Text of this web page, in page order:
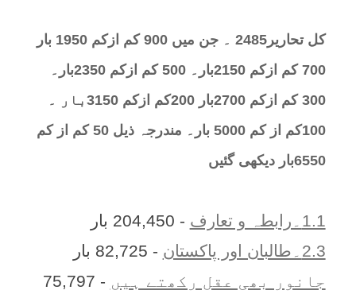
کل تحارير2485 ۔ جن میں 900 کم ازکم 1950 بار
700 کم ازکم 2150بار۔ 500 کم ازکم 2350بار۔
300 کم ازکم 2700بار 200کم ازکم 3150بار ۔
100کم از کم 5000 بار۔ مندرجہ ذیل 50 کم از کم
6550بار دیکھی گئیں
1.1۔رابطہ و تعارف
- 204,450 بار
2.3۔طالبان اور پاکستان
- 82,725 بار
جانور بھی عقل رکھتے ہیں
- 75,797